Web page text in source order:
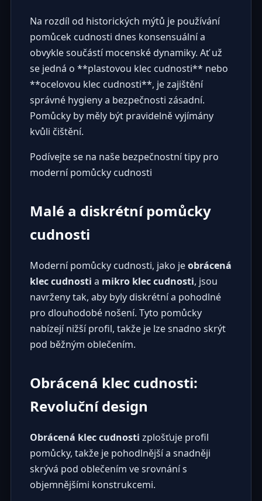
Na rozdíl od historických mýtů je používání
pomůcek cudnosti dnes konsensuální a
obvykle součástí mocenské dynamiky. Ať už
se jedná o **plastovou klec cudnosti** nebo
**ocelovou klec cudnosti**, je zajištění
správné hygieny a bezpečnosti zásadní.
Pomůcky by měly být pravidelně vyjímány
kvůli čištění.
Podívejte se na naše bezpečnostní tipy pro
moderní pomůcky cudnosti
Malé a diskrétní pomůcky
cudnosti
Moderní pomůcky cudnosti, jako jeobrácená
klec cudnosti a mikro klec cudnosti, jsou
navrženy tak, aby byly diskrétní a pohodlné
pro dlouhodobé nošení. Tyto pomůcky
nabízejí nižší profil, takže je lze snadno skrýt
pod běžným oblečením.
Obrácená klec cudnosti:
Revoluční design
Obrácená klec cudnosti zplošťuje profil
pomůcky, takže je pohodlnější a snadněji
skrývá pod oblečením ve srovnání s
objemnějšími konstrukcemi.